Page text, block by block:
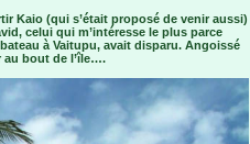
Kaio (qui s’était proposé de venir aussi)
celui qui m’intéresse le plus parce
à Vaitupu, avait disparu. Angoissé
au bout de l’île….